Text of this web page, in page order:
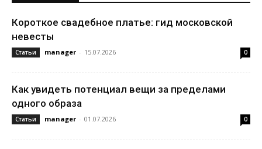
Короткое свадебное платье: гид московской
невесты
Статьи manager - 15.07.2026 0
Как увидеть потенциал вещи за пределами
одного образа
Статьи manager - 01.07.2026 0